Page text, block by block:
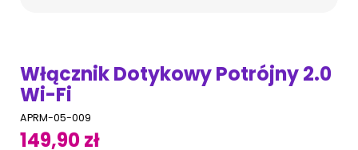
Włącznik Dotykowy Potrójny 2.0
Wi-Fi
APRM-05-009
149,90 zł